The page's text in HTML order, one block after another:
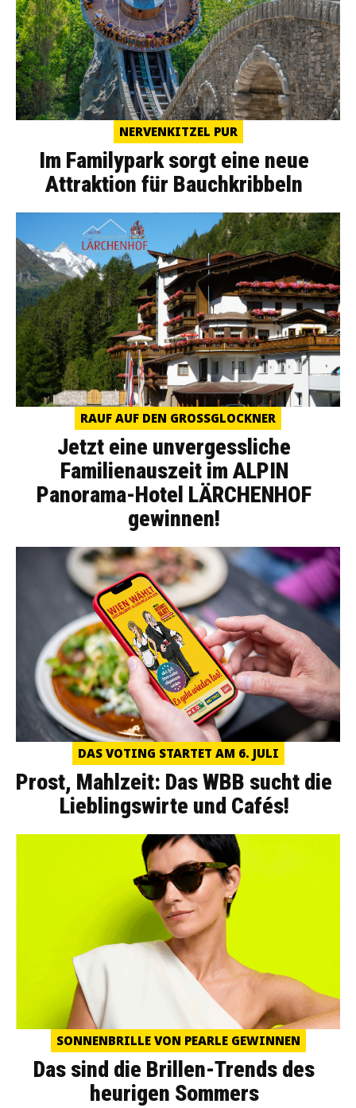
NERVENKITZEL PUR
Im Familypark sorgt eine neue
Attraktion für Bauchkribbeln
RAUF AUF DEN GROSSGLOCKNER
Jetzt eine unvergessliche
Familienauszeit im ALPIN
Panorama-Hotel LÄRCHENHOF
gewinnen!
DAS VOTING STARTET AM 6. JULI
Prost, Mahlzeit: Das WBB sucht die
Lieblingswirte und Cafés!
SONNENBRILLE VON PEARLE GEWINNEN
Das sind die Brillen-Trends des
heurigen Sommers